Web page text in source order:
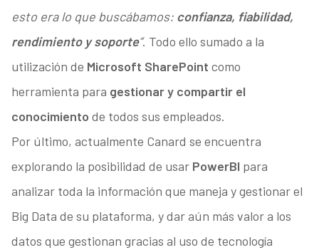
esto era lo que buscábamos: confianza, fiabilidad,
rendimiento y soporte”. Todo ello sumado a la
utilización de Microsoft SharePoint como
herramienta para gestionar y compartir el
conocimiento de todos sus empleados.
Por último, actualmente Canard se encuentra
explorando la posibilidad de usar PowerBI para
analizar toda la información que maneja y gestionar el
Big Data de su plataforma, y dar aún más valor a los
datos que gestionan gracias al uso de tecnología